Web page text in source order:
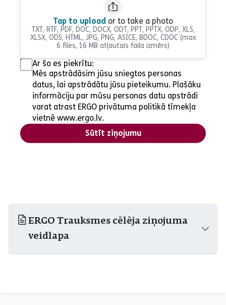
Tap to upload or to take a photo
TXT, RTF, PDF, DOC, DOCX, ODT, PPT, PPTX, ODP, XLS,
XLSX, ODS, HTML, JPG, PNG, ASICE, BDOC, CDOC (max
6 files, 16 MB atļautais faila izmērs)
Ar šo es piekrītu:
Mēs apstrādāsim jūsu sniegtos personas
datus, lai apstrādātu jūsu pieteikumu. Plašāku
informāciju par mūsu personas datu apstrādi
varat atrast ERGO privātuma politikā tīmekļa
vietnē www.ergo.lv.
Sūtīt ziņojumu
ERGO Trauksmes cēlēja ziņojuma
veidlapa